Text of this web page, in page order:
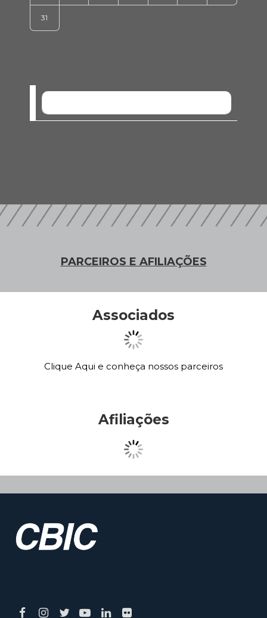
31
PARCEIROS E AFILIAÇÕES
Associados
Clique Aqui e conheça nossos parceiros
Afiliações